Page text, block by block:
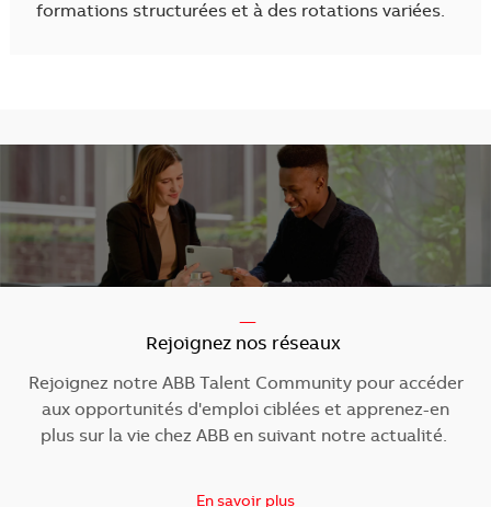
formations structurées et à des rotations variées.
-----
Rejoignez nos réseaux
Rejoignez notre ABB Talent Community pour accéder
aux opportunités d'emploi ciblées et apprenez-en
plus sur la vie chez ABB en suivant notre actualité.
En savoir plus